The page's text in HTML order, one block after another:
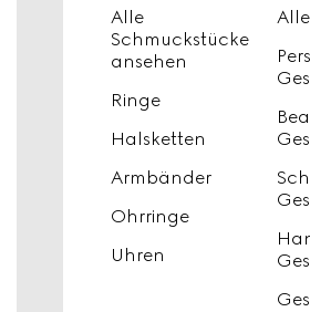
Alle
Schmuckstücke
ansehen
Ringe
Halsketten
Armbänder
Ohrringe
Uhren